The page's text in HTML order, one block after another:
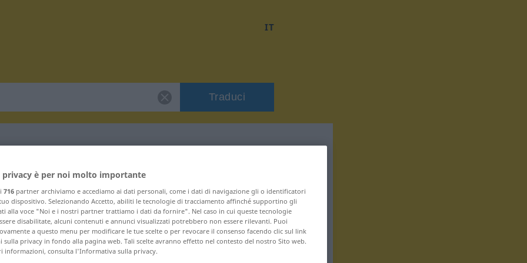
IT
Traduci
"Sterbehemd"
privacy è per noi molto importante
716 partner archiviamo e accediamo ai dati personali, come i dati di navigazione gli o identificatori
dispositivo. Selezionando Accetto, abiliti le tecnologie di tracciamento affinché supportino gli
alla voce "Noi e i nostri partner trattiamo i dati da fornire". Nel caso in cui queste tecnologie
disabilitate, alcuni contenuti e annunci visualizzati potrebbero non essere rilevanti. Puoi
a questo menu per modificare le tue scelte o per revocare il consenso facendo clic sul link
sulla privacy in fondo alla pagina web. Tali scelte avranno effetto nel contesto del nostro Sito web.
informazioni, consulta l'Informativa sulla privacy.